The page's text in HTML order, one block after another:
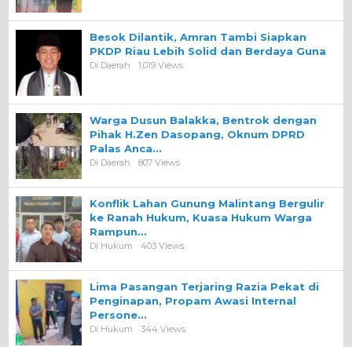
Besok Dilantik, Amran Tambi Siapkan
PKDP Riau Lebih Solid dan Berdaya Guna
Di Daerah 1,019 Views
Warga Dusun Balakka, Bentrok dengan
Pihak H.Zen Dasopang, Oknum DPRD
Palas Anca…
Di Daerah 807 Views
Konflik Lahan Gunung Malintang Bergulir
ke Ranah Hukum, Kuasa Hukum Warga
Rampun…
Di Hukum 403 Views
Lima Pasangan Terjaring Razia Pekat di
Penginapan, Propam Awasi Internal
Persone…
Di Hukum 344 Views